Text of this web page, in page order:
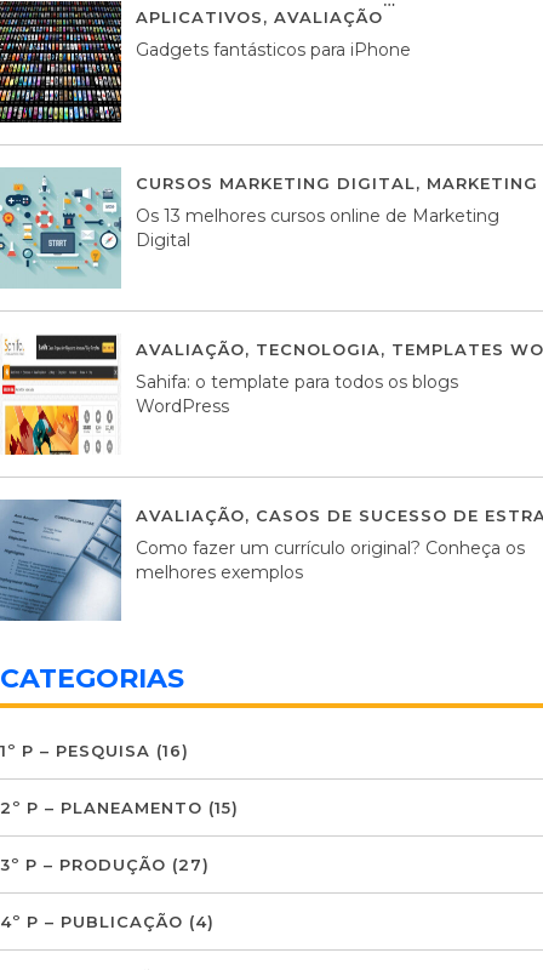
APLICATIVOS, AVALIAÇÃO
Gadgets fantásticos para iPhone
CURSOS MARKETING DIGITAL,
Os 13 melhores cursos online de Marketing
Digital
AVALIAÇÃO, TECNOLOGIA, TEMPLATES
Sahifa: o template para todos os blogs
WordPress
AVALIAÇÃO, CASOS DE SUCESSO DE
Como fazer um currículo original? Conheça os
melhores exemplos
CATEGORIAS
1º P – PESQUISA (16)
2º P – PLANEAMENTO (15)
3º P – PRODUÇÃO (27)
4º P – PUBLICAÇÃO (4)